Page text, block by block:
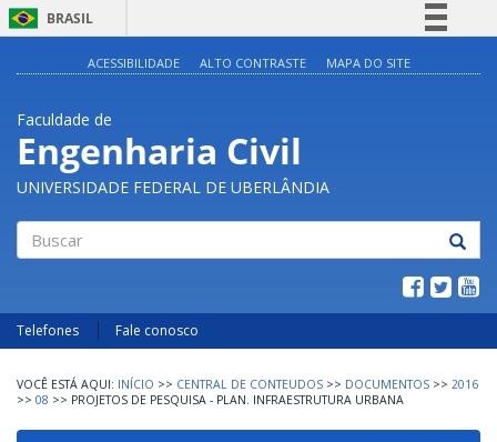
BRASIL
Legislação
Canais
ACESSIBILIDADE ALTO CONTRASTE MAPA DO SITE
Faculdade de
Engenharia Civil
UNIVERSIDADE FEDERAL DE UBERLÂNDIA
Telefones Fale conosco
INÍCIO >> CENTRAL DE CONTEUDOS >> DOCUMENTOS >> 2016
>> 08 >> PROJETOS DE PESQUISA - PLAN. INFRAESTRUTURA URBANA